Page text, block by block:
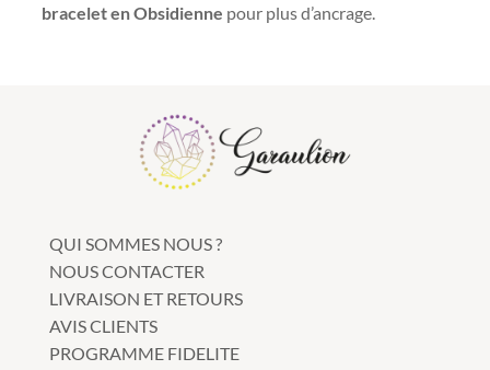
bracelet en Obsidienne pour plus d’ancrage.
QUI SOMMES NOUS ?
NOUS CONTACTER
LIVRAISON ET RETOURS
AVIS CLIENTS
PROGRAMME FIDELITE